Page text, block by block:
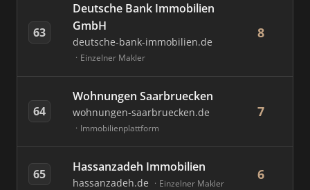
63
Deutsche Bank Immobilien
GmbH
deutsche-bank-immobilien.de
Einzelner Makler
8
64
Wohnungen Saarbruecken
wohnungen-saarbruecken.de
Immobilienplattform
7
65 Hassanzadeh Immobilien
hassanzadeh.de Einzelner Makler
6